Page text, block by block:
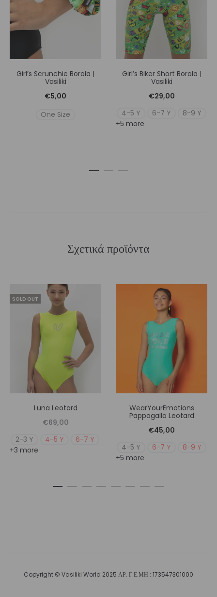
Girl’s Scrunchie Borola |
Vasiliki
€5,00
One Size
Girl’s Biker Short Borola |
Vasiliki
€29,00
4-5 Y
6-7 Y
8-9 Y
+5 more
Σχετικά προϊόντα
SOLD OUT
Luna Leotard
€69,00
2-3 Y
4-5 Y
6-7 Y
+3 more
WearYourEmotions
Pappagallo Leotard
€45,00
4-5 Y
6-7 Y
8-9 Y
+5 more
Copyright © Vasiliki World 2025 ΑΡ. Γ.Ε.ΜΗ.: 173547301000